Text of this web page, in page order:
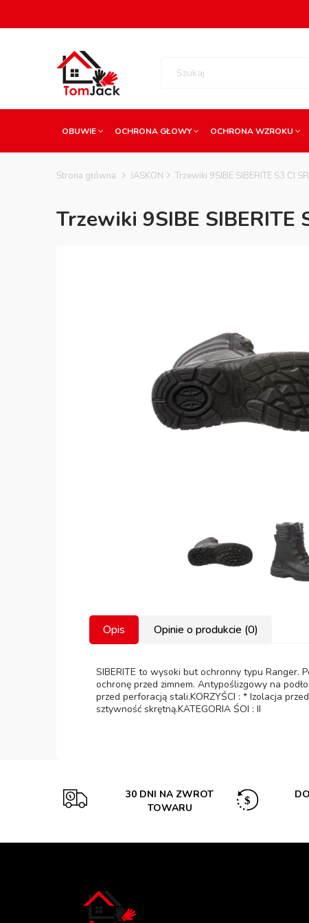
OBUWIE OCHRONA GŁOWY OCHRONA WZROKU
Strona główna JASKON Trzewiki 9SIBE SIBERITE S3 CI
Trzewiki 9SIBE SIBERITE
Opis Opinie o produkcie (0)
SIBERITE to wysoki but ochronny typu Ranger.
ochronę przed zimnem. Antypoślizgowy na
przed perforacją stali.KORZYŚCI : * Izolacja
sztywność skrętną.KATEGORIA ŚOI : II
30 DNI NA ZWROT
TOWARU